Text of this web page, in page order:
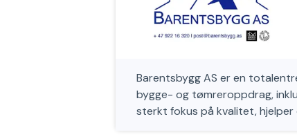
Barentsbygg AS er en
bygge- og tømreroppdrag,
sterkt fokus på kvalitet, hjelper